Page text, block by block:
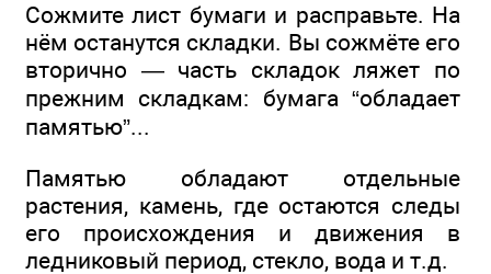
Сожмите лист бумаги и расправьте. На
нём останутся складки. Вы сожмёте его
вторично — часть складок ляжет по
прежним складкам: бумага “обладает
памятью”...
Памятью обладают отдельные
растения, камень, где остаются следы
его происхождения и движения в
ледниковый период, стекло, вода и т.д.